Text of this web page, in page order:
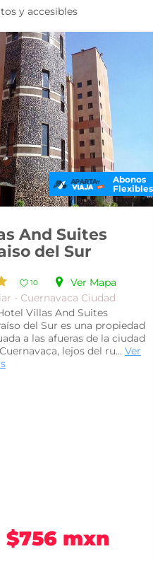
y accesibles
Abonos
Flexibles
And Suites
del Sur
10
Ver Mapa
- Cuernavaca Ciudad
Villas And Suites
del Sur es una propiedad
a las afueras de la ciudad
lejos del ru... Ver
$756 mxn